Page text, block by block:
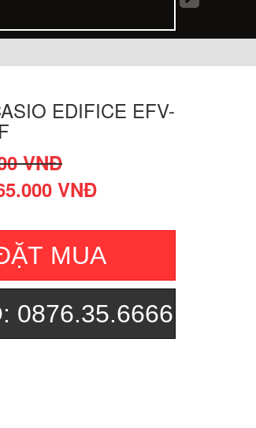
EDIFICE EFV-
VNĐ
VNĐ
MUA
0876.35.6666